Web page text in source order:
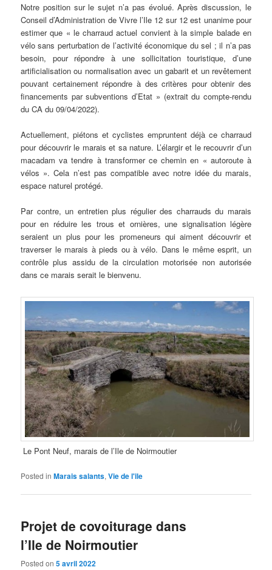
Notre position sur le sujet n’a pas évolué. Après discussion, le
Conseil d’Administration de Vivre l’Ile 12 sur 12 est unanime pour
estimer que « le charraud actuel convient à la simple balade en
vélo sans perturbation de l’activité économique du sel ; il n’a pas
besoin, pour répondre à une sollicitation touristique, d’une
artificialisation ou normalisation avec un gabarit et un revêtement
pouvant certainement répondre à des critères pour obtenir des
financements par subventions d’Etat » (extrait du compte-rendu
du CA du 09/04/2022).
Actuellement, piétons et cyclistes empruntent déjà ce charraud
pour découvrir le marais et sa nature. L’élargir et le recouvrir d’un
macadam va tendre à transformer ce chemin en « autoroute à
vélos ». Cela n’est pas compatible avec notre idée du marais,
espace naturel protégé.
Par contre, un entretien plus régulier des charrauds du marais
pour en réduire les trous et ornières, une signalisation légère
seraient un plus pour les promeneurs qui aiment découvrir et
traverser le marais à pieds ou à vélo. Dans le même esprit, un
contrôle plus assidu de la circulation motorisée non autorisée
dans ce marais serait le bienvenu.
Le Pont Neuf, marais de l’Ile de Noirmoutier
Posted in Marais salants,Vie de l'ile
Projet de covoiturage dans
l’Ile de Noirmoutier
Posted on5 avril 2022